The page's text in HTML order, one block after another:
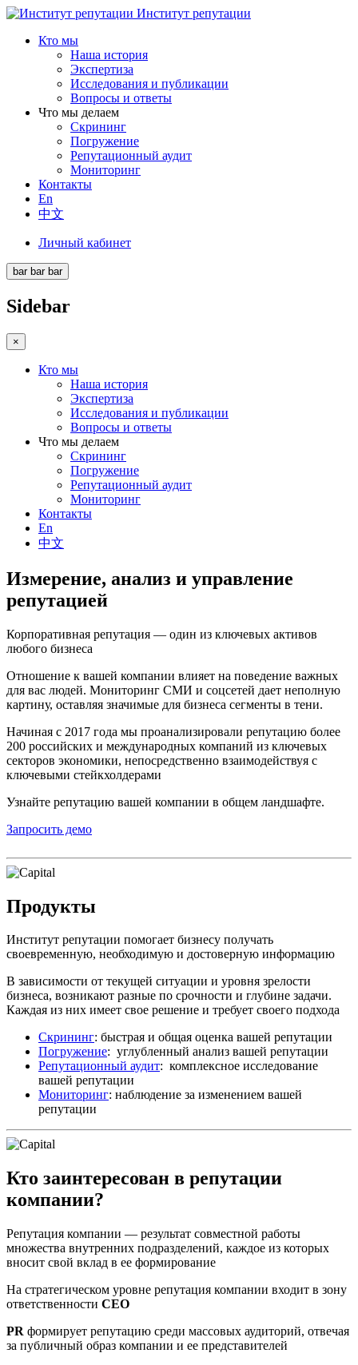
Институт репутации
Кто мы
Наша история
Экспертиза
Исследования и публикации
Вопросы и ответы
Что мы делаем
Скрининг
Погружение
Репутационный аудит
Мониторинг
Контакты
En
中文
Личный кабинет
bar bar bar
Sidebar
×
Кто мы
Наша история
Экспертиза
Исследования и публикации
Вопросы и ответы
Что мы делаем
Скрининг
Погружение
Репутационный аудит
Мониторинг
Контакты
En
中文
Измерение, анализ и управление
репутацией
Корпоративная репутация — один из ключевых активов
любого бизнеса
Отношение к вашей компании влияет на поведение важных
для вас людей. Мониторинг СМИ и соцсетей дает неполную
картину, оставляя значимые для бизнеса сегменты в тени.
Начиная с 2017 года мы проанализировали репутацию более
200 российских и международных компаний из ключевых
секторов экономики, непосредственно взаимодействуя с
ключевыми стейкхолдерами
Узнайте репутацию вашей компании в общем ландшафте.
Запросить демо
Продукты
Институт репутации помогает бизнесу получать
своевременную, необходимую и достоверную информацию
В зависимости от текущей ситуации и уровня зрелости
бизнеса, возникают разные по срочности и глубине задачи.
Каждая из них имеет свое решение и требует своего подхода
Скрининг: быстрая и общая оценка вашей репутации
Погружение: углубленный анализ вашей репутации
Репутационный аудит: комплексное исследование
вашей репутации
Мониторинг: наблюдение за изменением вашей
репутации
Кто заинтересован в репутации
компании?
Репутация компании — результат совместной работы
множества внутренних подразделений, каждое из которых
вносит свой вклад в ее формирование
На стратегическом уровне репутация компании входит в зону
ответственности CEO
PR формирует репутацию среди массовых аудиторий, отвечая
за публичный образ компании и ее представителей